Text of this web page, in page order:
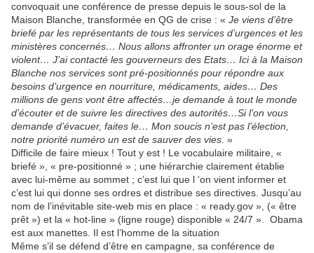
convoquait une conférence de presse depuis le sous-sol de la
Maison Blanche, transformée en QG de crise : « Je viens d’être
briefé par les représentants de tous les services d’urgences et les
ministères concernés… Nous allons affronter un orage énorme et
violent… J’ai contacté les gouverneurs des Etats… Ici à la Maison
Blanche nos services sont pré-positionnés pour répondre aux
besoins d’urgence en nourriture, médicaments, aides… Des
millions de gens vont être affectés…je demande à tout le monde
d’écouter et de suivre les directives des autorités…Si l’on vous
demande d’évacuer, faites le… Mon soucis n’est pas l’élection,
notre priorité numéro un est de sauver des vies . »
Difficile de faire mieux ! Tout y est ! Le vocabulaire militaire, «
briefé », « pre-positionné » ; une hiérarchie clairement établie
avec lui-même au sommet ; c’est lui que l ‘on vient informer et
c’est lui qui donne ses ordres et distribue ses directives. Jusqu’au
nom de l’inévitable site-web mis en place : « ready.gov », (« être
prêt ») et la « hot-line » (ligne rouge) disponible « 24/7 ». Obama
est aux manettes. Il est l’homme de la situation
Même s’il se défend d’être en campagne, sa conférence de